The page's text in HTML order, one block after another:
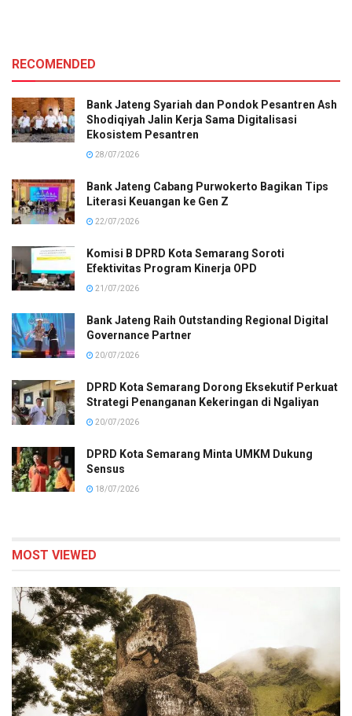
RECOMENDED
Bank Jateng Syariah dan Pondok Pesantren Ash
Shodiqiyah Jalin Kerja Sama Digitalisasi
Ekosistem Pesantren
28/07/2026
Bank Jateng Cabang Purwokerto Bagikan Tips
Literasi Keuangan ke Gen Z
22/07/2026
Komisi B DPRD Kota Semarang Soroti
Efektivitas Program Kinerja OPD
21/07/2026
Bank Jateng Raih Outstanding Regional Digital
Governance Partner
20/07/2026
DPRD Kota Semarang Dorong Eksekutif Perkuat
Strategi Penanganan Kekeringan di Ngaliyan
20/07/2026
DPRD Kota Semarang Minta UMKM Dukung
Sensus
18/07/2026
MOST VIEWED